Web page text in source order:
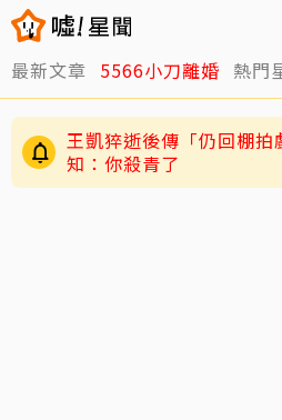
最新文章 5566小刀離婚 熱門
王凱猝逝後傳「仍回棚
知：你殺青了